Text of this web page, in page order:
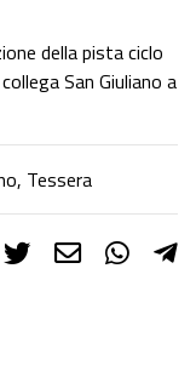
della pista ciclo
San Giuliano a
, Tessera